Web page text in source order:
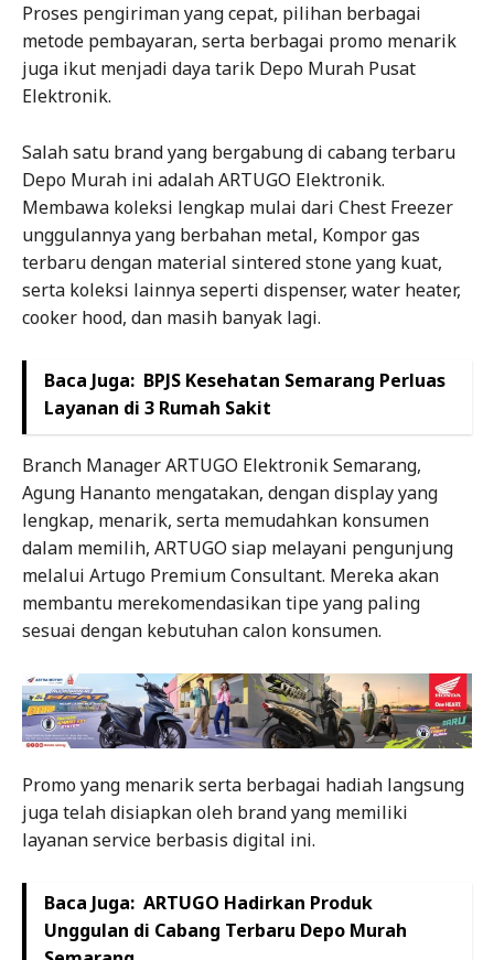
Proses pengiriman yang cepat, pilihan berbagai
metode pembayaran, serta berbagai promo menarik
juga ikut menjadi daya tarik Depo Murah Pusat
Elektronik.
Salah satu brand yang bergabung di cabang terbaru
Depo Murah ini adalah ARTUGO Elektronik.
Membawa koleksi lengkap mulai dari Chest Freezer
unggulannya yang berbahan metal, Kompor gas
terbaru dengan material sintered stone yang kuat,
serta koleksi lainnya seperti dispenser, water heater,
cooker hood, dan masih banyak lagi.
Baca Juga: BPJS Kesehatan Semarang Perluas
Layanan di 3 Rumah Sakit
Branch Manager ARTUGO Elektronik Semarang,
Agung Hananto mengatakan, dengan display yang
lengkap, menarik, serta memudahkan konsumen
dalam memilih, ARTUGO siap melayani pengunjung
melalui Artugo Premium Consultant. Mereka akan
membantu merekomendasikan tipe yang paling
sesuai dengan kebutuhan calon konsumen.
Promo yang menarik serta berbagai hadiah langsung
juga telah disiapkan oleh brand yang memiliki
layanan service berbasis digital ini.
Baca Juga: ARTUGO Hadirkan Produk
Unggulan di Cabang Terbaru Depo Murah